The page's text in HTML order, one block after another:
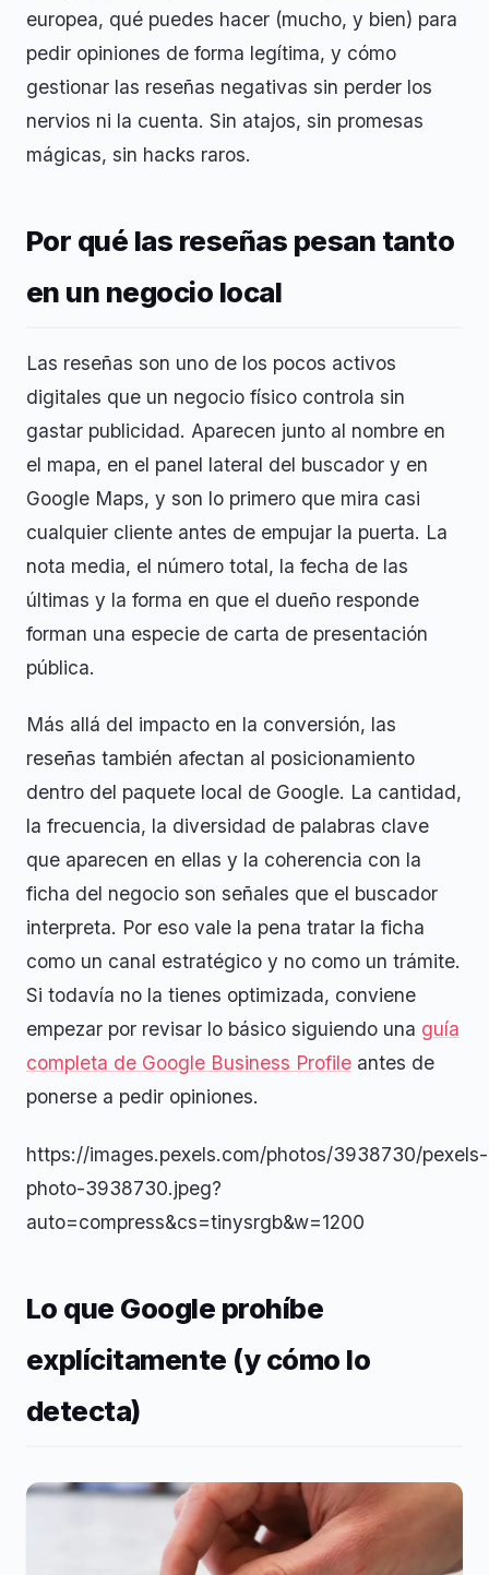
europea, qué puedes hacer (mucho, y bien) para
pedir opiniones de forma legítima, y cómo
gestionar las reseñas negativas sin perder los
nervios ni la cuenta. Sin atajos, sin promesas
mágicas, sin hacks raros.
Por qué las reseñas pesan tanto
en un negocio local
Las reseñas son uno de los pocos activos
digitales que un negocio físico controla sin
gastar publicidad. Aparecen junto al nombre en
el mapa, en el panel lateral del buscador y en
Google Maps, y son lo primero que mira casi
cualquier cliente antes de empujar la puerta. La
nota media, el número total, la fecha de las
últimas y la forma en que el dueño responde
forman una especie de carta de presentación
pública.
Más allá del impacto en la conversión, las
reseñas también afectan al posicionamiento
dentro del paquete local de Google. La cantidad,
la frecuencia, la diversidad de palabras clave
que aparecen en ellas y la coherencia con la
ficha del negocio son señales que el buscador
interpreta. Por eso vale la pena tratar la ficha
como un canal estratégico y no como un trámite.
Si todavía no la tienes optimizada, conviene
empezar por revisar lo básico siguiendo una guía
completa de Google Business Profile antes de
ponerse a pedir opiniones.
https://images.pexels.com/photos/3938730/pexels-
photo-3938730.jpeg?
auto=compress&cs=tinysrgb&w=1200
Lo que Google prohíbe
explícitamente (y cómo lo
detecta)